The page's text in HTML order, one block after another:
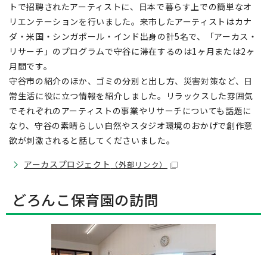
トで招聘されたアーティストに、日本で暮らす上での簡単なオ
リエンテーションを行いました。来市したアーティストはカナ
ダ・米国・シンガポール・インド出身の計5名で、「アーカス・
リサーチ」のプログラムで守谷に滞在するのは1ヶ月または2ヶ
月間です。
守谷市の紹介のほか、ゴミの分別と出し方、災害対策など、日
常生活に役に立つ情報を紹介しました。リラックスした雰囲気
でそれぞれのアーティストの事業やリサーチについても話題に
なり、守谷の素晴らしい自然やスタジオ環境のおかげで創作意
欲が刺激されると話してくださいました。
アーカスプロジェクト （外部リンク）
どろんこ保育園の訪問